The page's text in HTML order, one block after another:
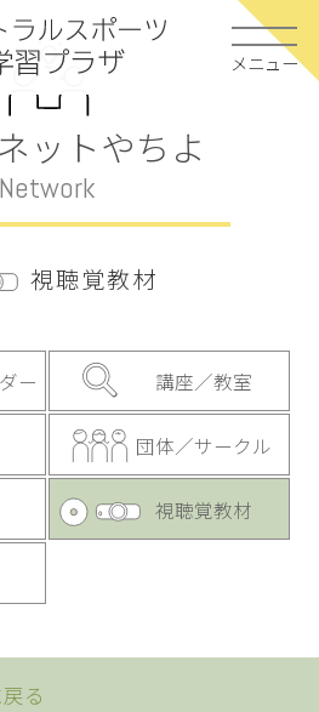
メニュー
ットやちよ
Network
視聴覚教材
ー 講座／教室
団体／サークル
視聴覚教材
る